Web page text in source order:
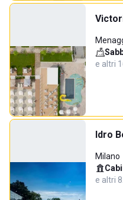
e altri
Idro
Milano
e altri 8…